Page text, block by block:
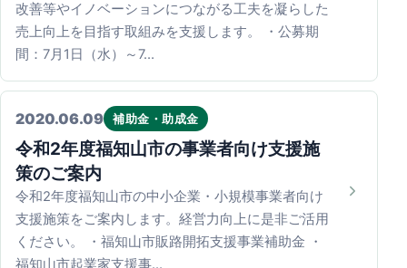
改善等やイノベーションにつながる工夫を凝らした
売上向上を目指す取組みを支援します。 ・公募期
間：7月1日（水）～7…
2020.06.09 補助金・助成金
令和2年度福知山市の事業者向け支援施
策のご案内
令和2年度福知山市の中小企業・小規模事業者向け
支援施策をご案内します。経営力向上に是非ご活用
ください。 ・福知山市販路開拓支援事業補助金 ・
福知山市起業家支援事…